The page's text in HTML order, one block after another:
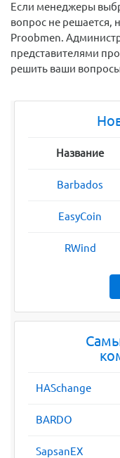
Если менеджеры
вопрос не решается,
Proobmen.
представителями
решить ваши
Название
Barbados
EasyCoin
RWind
HASchange
BARDO
SapsanEX